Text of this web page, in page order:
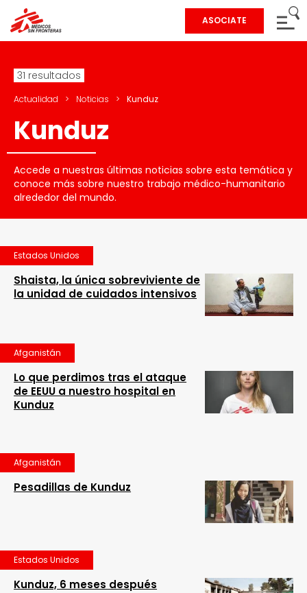
ASOCIATE
31 resultados
Actualidad > Noticias > Kunduz
Kunduz
Accede a nuestras últimas noticias sobre esta temática y
conoce más sobre nuestro trabajo médico-humanitario
alrededor del mundo.
Estados Unidos
Shaista, la única sobreviviente de
la unidad de cuidados intensivos
Afganistán
Lo que perdimos tras el ataque
de EEUU a nuestro hospital en
Kunduz
Afganistán
Pesadillas de Kunduz
Estados Unidos
Kunduz, 6 meses después